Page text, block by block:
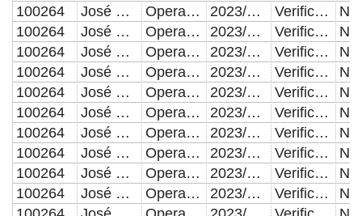
100264
José Miguel Castrillo Fierro Operativo C-10 reordenamiento Centro Histórico y periferias ( desde calle Reforma a calle 18 poniente - oriente y de calle 11 norte a calle 2 norte). 2023/04/04
Verificación o Inspección con resultado positivo.
100264
José Miguel Castrillo Fierro Operativo C-10 reordenamiento Centro Histórico y periferias ( desde calle Reforma a calle 18 poniente - oriente y de calle 11 norte a calle 2 norte). 2023/04/05
Verificación o Inspección con resultado positivo.
100264
José Miguel Castrillo Fierro Operativo C-10 reordenamiento Centro Histórico y periferias ( desde calle Reforma a calle 18 poniente - oriente y de calle 11 norte a calle 2 norte). 2023/04/06
Verificación o Inspección con resultado positivo.
100264
José Miguel Castrillo Fierro Operativo C-10 reordenamiento Centro Histórico y periferias ( desde calle Reforma a calle 18 poniente - oriente y de calle 11 norte a calle 2 norte). 2023/04/07
Verificación o Inspección con resultado positivo.
100264
José Miguel Castrillo Fierro Operativo C-10 reordenamiento Centro Histórico y periferias ( desde calle Reforma a calle 18 poniente - oriente y de calle 11 norte a calle 2 norte). 2023/04/08
Verificación o Inspección con resultado positivo.
100264
José Miguel Castrillo Fierro Operativo C-10 reordenamiento Centro Histórico y periferias ( desde calle Reforma a calle 18 poniente - oriente y de calle 11 norte a calle 2 norte). 2023/04/09
Verificación o Inspección con resultado positivo.
100264
José Miguel Castrillo Fierro Operativo C-10 reordenamiento Centro Histórico y periferias ( desde calle Reforma a calle 18 poniente - oriente y de calle 11 norte a calle 2 norte). 2023/04/10
Verificación o Inspección con resultado positivo.
100264
José Miguel Castrillo Fierro Operativo C-10 reordenamiento Centro Histórico y periferias ( desde calle Reforma a calle 18 poniente - oriente y de calle 11 norte a calle 2 norte). 2023/04/11
Verificación o Inspección con resultado positivo.
100264
José Miguel Castrillo Fierro Operativo C-10 reordenamiento Centro Histórico y periferias ( desde calle Reforma a calle 18 poniente - oriente y de calle 11 norte a calle 2 norte). 2023/04/12
Verificación o Inspección con resultado positivo.
100264
José Miguel Castrillo Fierro Operativo C-10 reordenamiento Centro Histórico y periferias ( desde calle Reforma a calle 18 poniente - oriente y de calle 11 norte a calle 2 norte). 2023/04/13
Verificación o Inspección con resultado positivo.